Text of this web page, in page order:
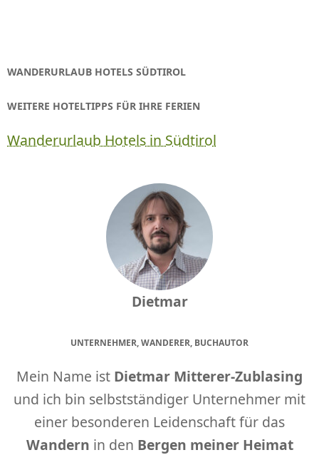
WANDERURLAUB HOTELS SÜDTIROL
WEITERE HOTELTIPPS FÜR IHRE FERIEN
Wanderurlaub Hotels in Südtirol
Dietmar
UNTERNEHMER, WANDERER, BUCHAUTOR
Mein Name ist Dietmar Mitterer-Zublasing
und ich bin selbstständiger Unternehmer mit
einer besonderen Leidenschaft für das
Wandern in den Bergen meiner Heimat